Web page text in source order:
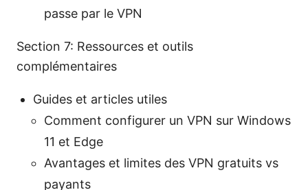
passe par le VPN
Section 7: Ressources et outils
complémentaires
Guides et articles utiles
Comment configurer un VPN sur Windows
11 et Edge
Avantages et limites des VPN gratuits vs
payants